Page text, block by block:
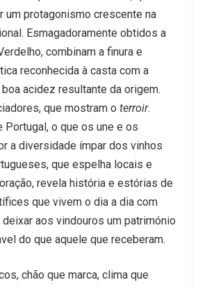
um protagonismo crescente na
Esmagadoramente obtidos a
combinam a finura e
reconhecida à casta com a
acidez resultante da origem.
que mostram o terroir.
Portugal, o que os une e os
a diversidade ímpar dos vinhos
que espelha locais e
revela história e estórias de
que vivem o dia a dia com
aos vindouros um património
do que aquele que receberam.
chão que marca, clima que